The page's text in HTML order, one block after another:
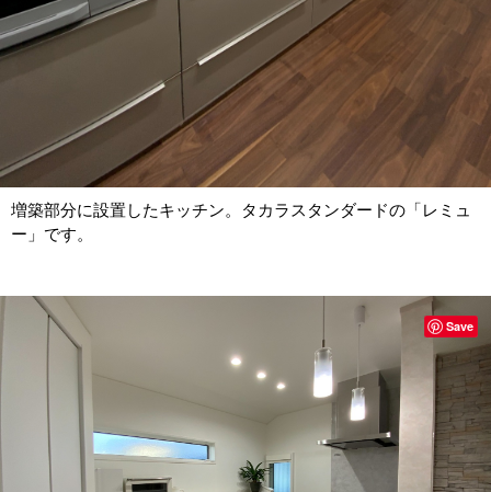
増築部分に設置したキッチン。タカラスタンダードの「レミュ
ー」です。
Save